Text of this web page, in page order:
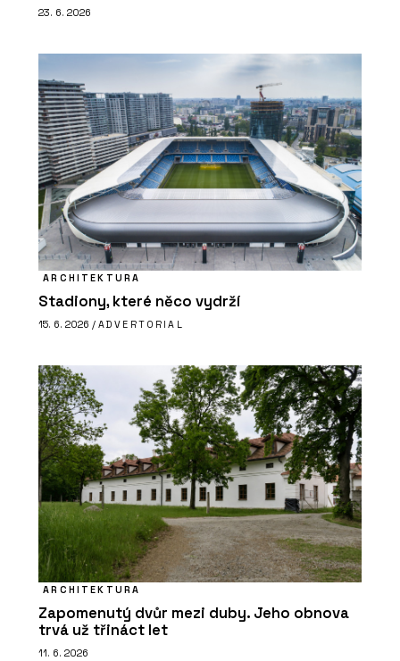
23. 6. 2026
ARCHITEKTURA
Stadiony, které něco vydrží
15. 6. 2026 / ADVERTORIAL
ARCHITEKTURA
Zapomenutý dvůr mezi duby. Jeho obnova
trvá už třináct let
11. 6. 2026